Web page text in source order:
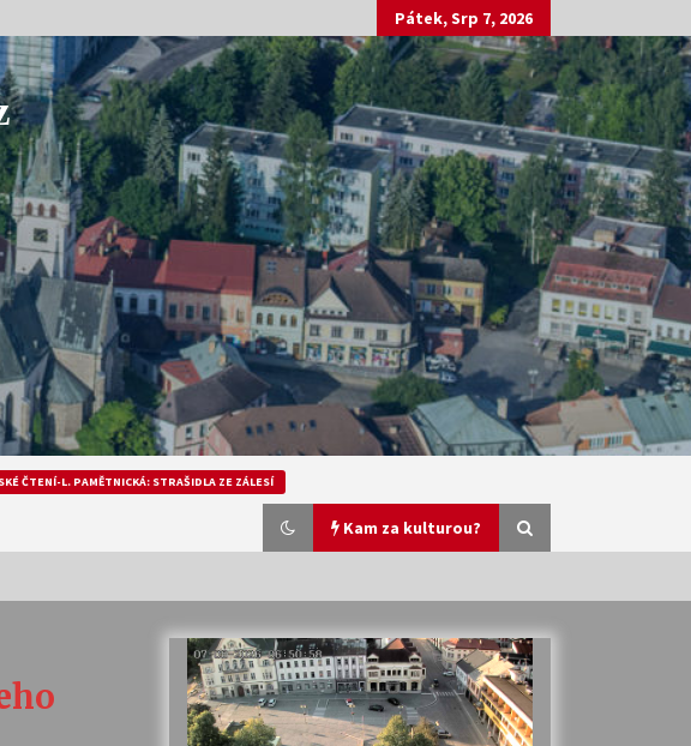
Pátek, Srp 7, 2026
ČTENÍ-L. PAMĚTNICKÁ: STRAŠIDLA ZE ZÁLESÍ
Kam za kulturou?
Veselí muzikanti
30. 7. 2026